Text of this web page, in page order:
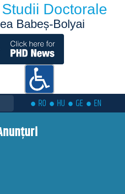
Doctorale
Babeș-Bolyai
RO HU GE EN